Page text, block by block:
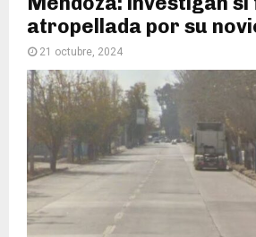
atropellada por su
21 octubre, 2024